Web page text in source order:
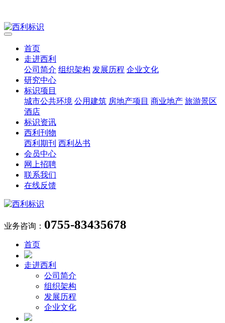
首页
走进西利
公司简介 组织架构 发展历程 企业文化
研究中心
标识项目
城市公共环境 公用建筑 房地产项目 商业地产 旅游景区
酒店
标识资讯
西利刊物
西利期刊 西利丛书
会员中心
网上招聘
联系我们
在线反馈
业务咨询： 0755-83435678
首页
走进西利
公司简介
组织架构
发展历程
企业文化